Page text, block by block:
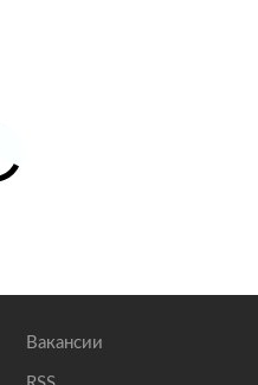
Вакансии